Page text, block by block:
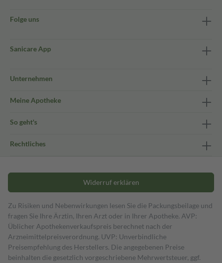
Folge uns
Sanicare App
Unternehmen
Meine Apotheke
So geht's
Rechtliches
Widerruf erklären
Zu Risiken und Nebenwirkungen lesen Sie die Packungsbeilage und
fragen Sie Ihre Ärztin, Ihren Arzt oder in Ihrer Apotheke. AVP:
Üblicher Apothekenverkaufspreis berechnet nach der
Arzneimittelpreisverordnung. UVP: Unverbindliche
Preisempfehlung des Herstellers. Die angegebenen Preise
beinhalten die gesetzlich vorgeschriebene Mehrwertsteuer, ggf.